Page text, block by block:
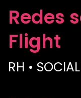
Redes
Flight
RH • SOCIAL